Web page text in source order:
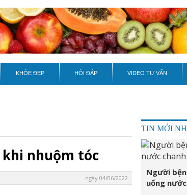
KHỎE ĐẸP HỎI ĐÁP VIDEO TƯ VẤN
nhuộm tóc
ngày 04/06/2022
TIN MỚI
Người
uống